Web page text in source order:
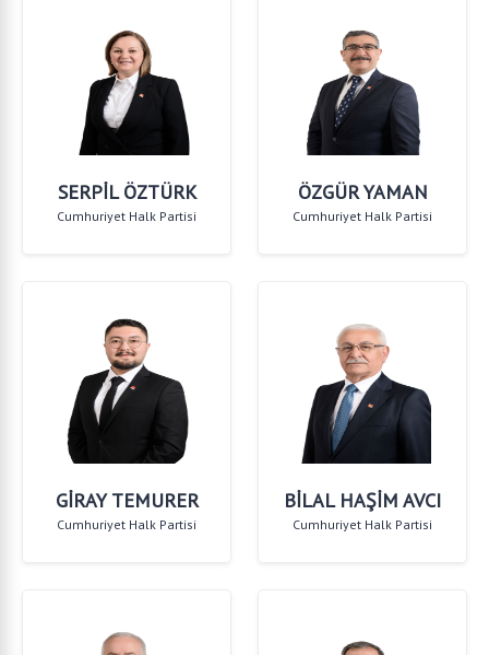
SERPİL ÖZTÜRK
Cumhuriyet Halk Partisi
ÖZGÜR YAMAN
Cumhuriyet Halk Partisi
GİRAY TEMURER
Cumhuriyet Halk Partisi
BİLAL HAŞİM AVCI
Cumhuriyet Halk Partisi